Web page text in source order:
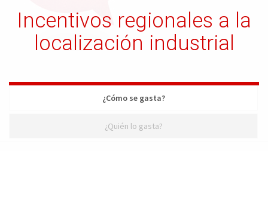
Incentivos regionales a la
localización industrial
¿Cómo se gasta?
¿Quién lo gasta?